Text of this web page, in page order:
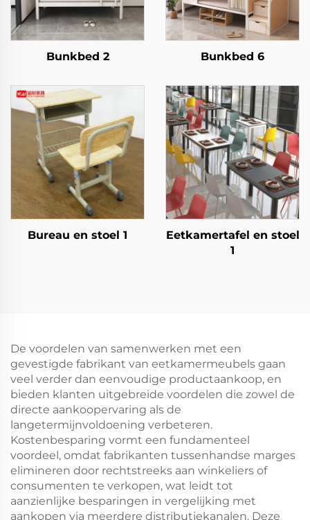
Bunkbed 2 Bunkbed 6
Bureau en stoel 1
Eetkamertafel en stoel
1
De voordelen van samenwerken met een
gevestigde fabrikant van eetkamermeubels gaan
veel verder dan eenvoudige productaankoop, en
bieden klanten uitgebreide voordelen die zowel de
directe aankoopervaring als de
langetermijnvoldoening verbeteren.
Kostenbesparing vormt een fundamenteel
voordeel, omdat fabrikanten tussenhandse marges
elimineren door rechtstreeks aan winkeliers of
consumenten te verkopen, wat leidt tot
aanzienlijke besparingen in vergelijking met
aankopen via meerdere distributiekanalen. Deze